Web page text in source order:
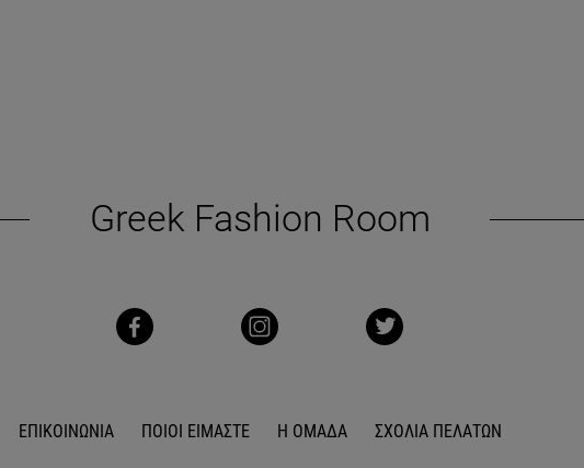
Greek Fashion Room
ΕΠΙΚΟΙΝΩΝΙΑ ΠΟΙΟΙ ΕΙΜΑΣΤΕ Η ΟΜΑΔΑ ΣΧΟΛΙΑ ΠΕΛΑΤΩΝ